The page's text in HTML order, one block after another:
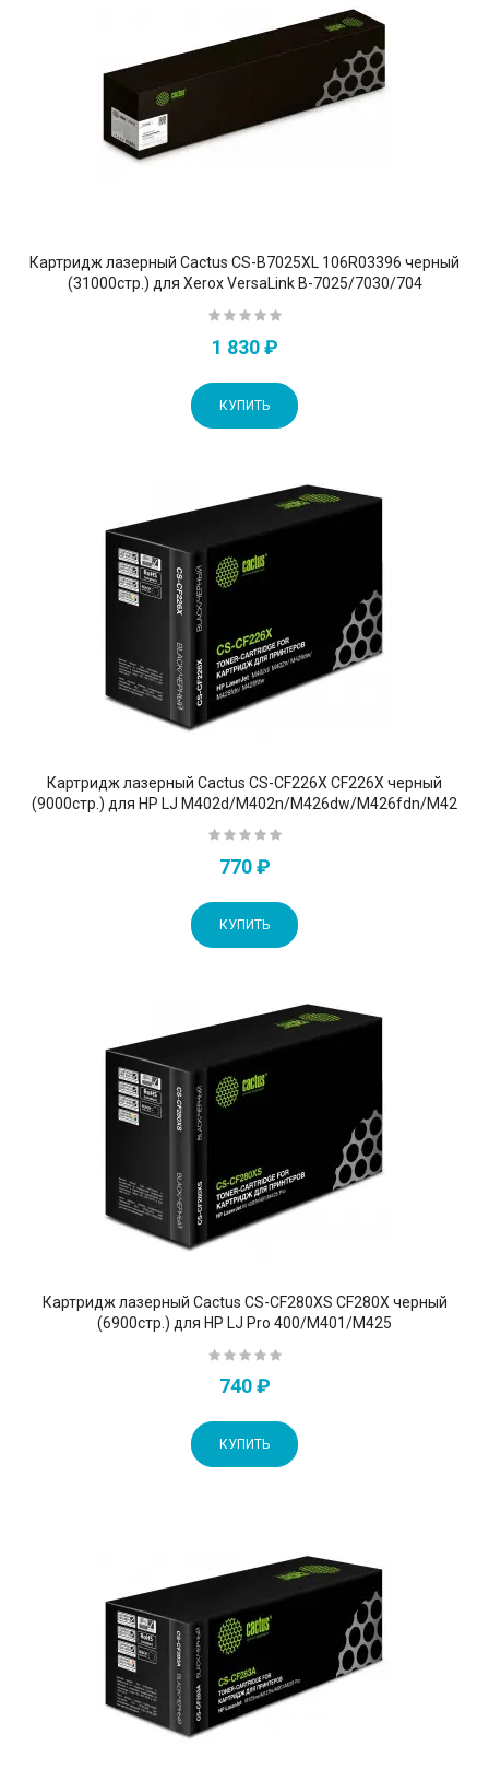
Картридж лазерный Cactus CS-B7025XL 106R03396 черный
(31000стр.) для Xerox VersaLink B-7025/7030/704
1 830 ₽
КУПИТЬ
Картридж лазерный Cactus CS-CF226X CF226X черный
(9000стр.) для HP LJ M402d/M402n/M426dw/M426fdn/M42
770 ₽
КУПИТЬ
Картридж лазерный Cactus CS-CF280XS CF280X черный
(6900стр.) для HP LJ Pro 400/M401/M425
740 ₽
КУПИТЬ